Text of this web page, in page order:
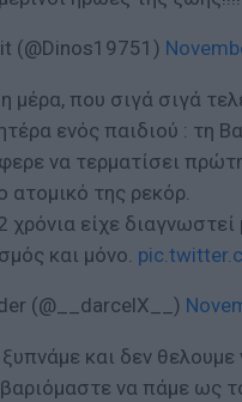
(@Dinos19751)
μέρα, που σιγά σιγά
ενός παιδιού : τη
να τερματίσει
ατομικό της ρεκόρ.
χρόνια είχε
και μόνο.
(@__darcelX__)
και δεν
να πάμε ως